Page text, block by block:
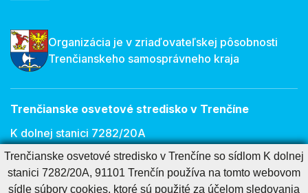
Organizácia je v zriaďovateľskej pôsobnosti
Trenčianskeho samosprávneho kraja
Trenčianske osvetové stredisko v Trenčíne
K dolnej stanici 7282/20A
911 01 Trenčín
E-mail:osveta@tnos.sk
Trenčianske osvetové stredisko v Trenčíne so sídlom K dolnej
stanici 7282/20A, 91101 Trenčín používa na tomto webovom
sídle súbory cookies, ktoré sú použité za účelom sledovania